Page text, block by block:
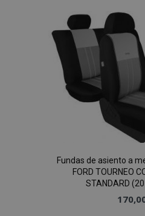
Fundas de asiento a
FORD TOURNEO
STANDARD